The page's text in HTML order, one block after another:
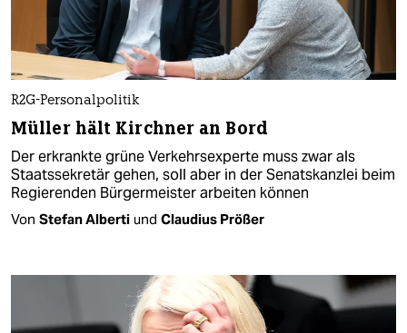
R2G-Personalpolitik
Müller hält Kirchner an Bord
Der erkrankte grüne Verkehrsexperte muss zwar als
Staatssekretär gehen, soll aber in der Senatskanzlei beim
Regierenden Bürgermeister arbeiten können
Von Stefan Alberti und Claudius Prößer